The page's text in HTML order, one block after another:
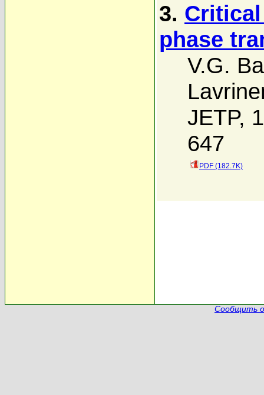
3.
phase
V.G.
JETP,
647
PDF (182.7K)
Сообщить о